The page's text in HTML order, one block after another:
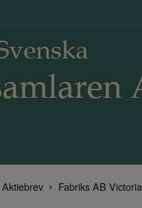
Aktiebrev Fabriks AB Victoria